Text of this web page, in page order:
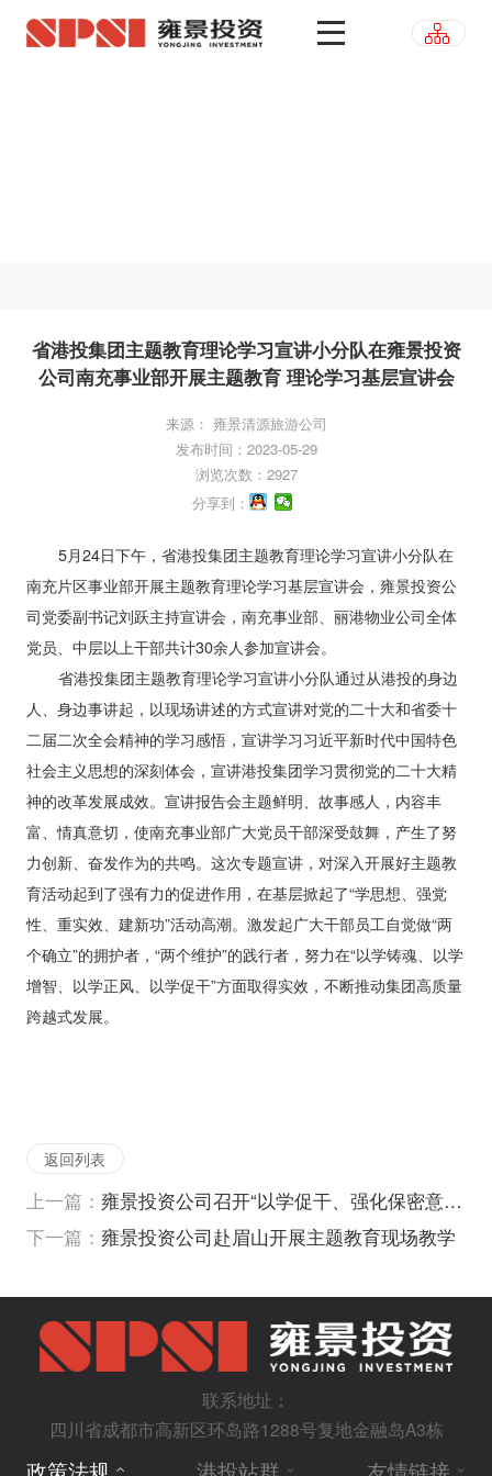
省港投集团主题教育理论学习宣讲小分队在雍景投资
公司南充事业部开展主题教育 理论学习基层宣讲会
来源： 雍景清源旅游公司
发布时间：2023-05-29
浏览次数：2927
分享到：
5月24日下午，省港投集团主题教育理论学习宣讲小分队在
南充片区事业部开展主题教育理论学习基层宣讲会，雍景投资公
司党委副书记刘跃主持宣讲会，南充事业部、丽港物业公司全体
党员、中层以上干部共计30余人参加宣讲会。
省港投集团主题教育理论学习宣讲小分队通过从港投的身边
人、身边事讲起，以现场讲述的方式宣讲对党的二十大和省委十
二届二次全会精神的学习感悟，宣讲学习习近平新时代中国特色
社会主义思想的深刻体会，宣讲港投集团学习贯彻党的二十大精
神的改革发展成效。宣讲报告会主题鲜明、故事感人，内容丰
富、情真意切，使南充事业部广大党员干部深受鼓舞，产生了努
力创新、奋发作为的共鸣。这次专题宣讲，对深入开展好主题教
育活动起到了强有力的促进作用，在基层掀起了“学思想、强党
性、重实效、建新功”活动高潮。激发起广大干部员工自觉做“两
个确立”的拥护者，“两个维护”的践行者，努力在“以学铸魂、以学
增智、以学正风、以学促干”方面取得实效，不断推动集团高质量
跨越式发展。
返回列表
上一篇：
雍景投资公司召开“以学促干、强化保密意识 为公司高质量发展保驾护航”主题交流会
下一篇： 雍景投资公司赴眉山开展主题教育现场教学
联系地址：
四川省成都市高新区环岛路1288号复地金融岛A3栋
政策法规 港投站群 友情链接